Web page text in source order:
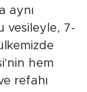
aynı
vesileyle, 7-
hem
refahı